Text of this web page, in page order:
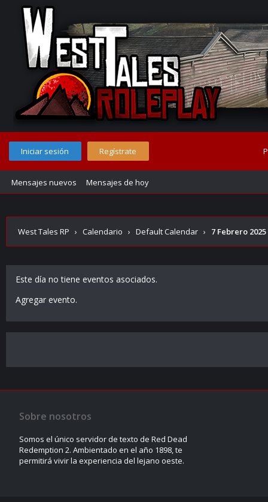
Iniciar sesión Regístrate
Mensajes nuevos Mensajes de hoy
West Tales RP › Calendario › Default Calendar › 7 Febrero 2025
Este día no tiene eventos asociados.
Agregar evento.
Sobre nosotros
Somos el único servidor de texto de Red Dead
Redemption 2. Ambientado en el año 1898, te
permitirá vivir la experiencia del lejano oeste.